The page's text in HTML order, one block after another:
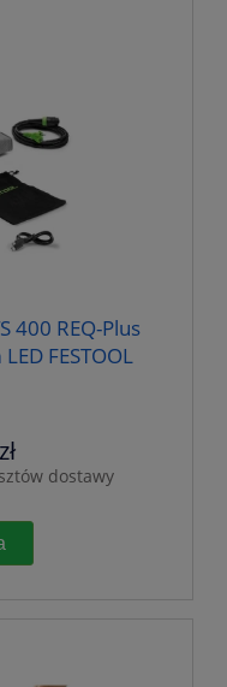
400 REQ-Plus
FESTOOL
dostawy